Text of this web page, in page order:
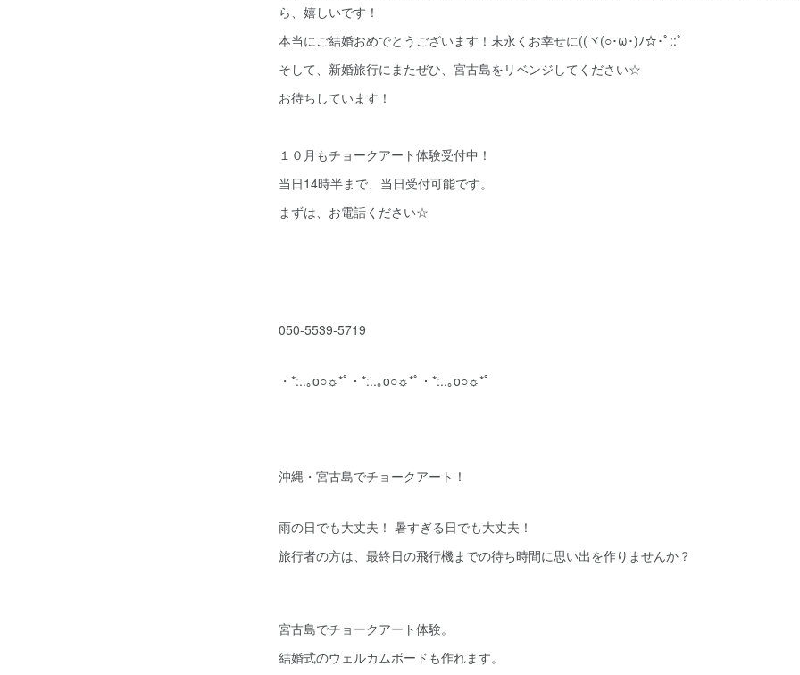
ら、嬉しいです！
本当にご結婚おめでとうございます！末永くお幸せに((ヾ(○･ω･)ﾉ☆･ﾟ::ﾟ
そして、新婚旅行にまたぜひ、宮古島をリベンジしてください☆
お待ちしています！
１０月もチョークアート体験受付中！
当日14時半まで、当日受付可能です。
まずは、お電話ください☆
050-5539-5719
・*:..｡o○☼*ﾟ・*:..｡o○☼*ﾟ・*:..｡o○☼*ﾟ
沖縄・宮古島でチョークアート！
雨の日でも大丈夫！ 暑すぎる日でも大丈夫！
旅行者の方は、最終日の飛行機までの待ち時間に思い出を作りませんか？
宮古島でチョークアート体験。
結婚式のウェルカムボードも作れます。